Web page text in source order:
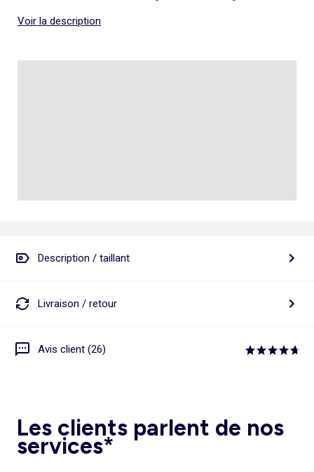
Voir la description
Description / taillant
Livraison / retour
Avis client (26)
Les clients parlent de nos
services*